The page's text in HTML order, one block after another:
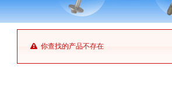
你查找的产品不存在